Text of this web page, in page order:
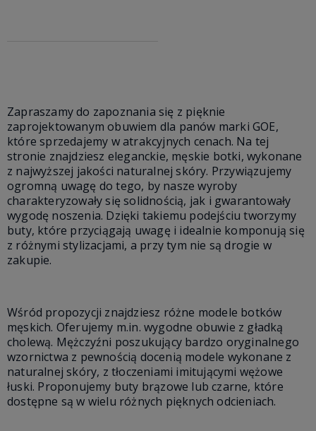
Zapraszamy do zapoznania się z pięknie
zaprojektowanym obuwiem dla panów marki GOE,
które sprzedajemy w atrakcyjnych cenach. Na tej
stronie znajdziesz eleganckie, męskie botki, wykonane
z najwyższej jakości naturalnej skóry. Przywiązujemy
ogromną uwagę do tego, by nasze wyroby
charakteryzowały się solidnością, jak i gwarantowały
wygodę noszenia. Dzięki takiemu podejściu tworzymy
buty, które przyciągają uwagę i idealnie komponują się
z różnymi stylizacjami, a przy tym nie są drogie w
zakupie.
Wśród propozycji znajdziesz różne modele botków
męskich. Oferujemy m.in. wygodne obuwie z gładką
cholewą. Mężczyźni poszukujący bardzo oryginalnego
wzornictwa z pewnością docenią modele wykonane z
naturalnej skóry, z tłoczeniami imitującymi wężowe
łuski. Proponujemy buty brązowe lub czarne, które
dostępne są w wielu różnych pięknych odcieniach.